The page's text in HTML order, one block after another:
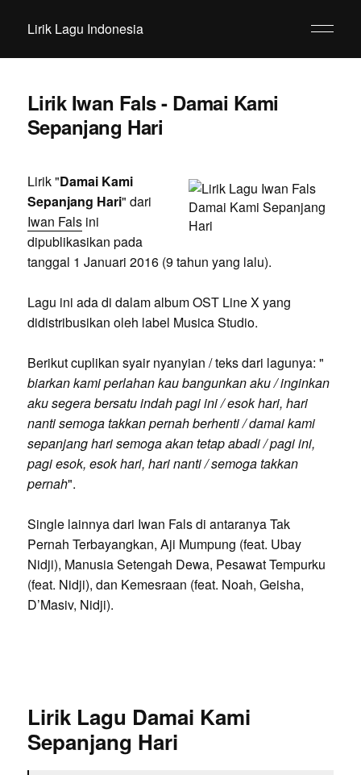
Lirik Lagu Indonesia
Lirik Iwan Fals - Damai Kami
Sepanjang Hari
Lirik "Damai Kami
Sepanjang Hari" dari
Iwan Falsini
dipublikasikan pada
tanggal 1 Januari 2016 (9 tahun yang lalu).
Lagu ini ada di dalam album OST Line X yang
didistribusikan oleh label Musica Studio.
Berikut cuplikan syair nyanyian / teks dari lagunya: "
biarkan kami perlahan kau bangunkan aku / inginkan
aku segera bersatu indah pagi ini / esok hari, hari
nanti semoga takkan pernah berhenti / damai kami
sepanjang hari semoga akan tetap abadi / pagi ini,
pagi esok, esok hari, hari nanti / semoga takkan
pernah".
Single lainnya dari Iwan Fals di antaranya Tak
Pernah Terbayangkan, Aji Mumpung (feat. Ubay
Nidji), Manusia Setengah Dewa, Pesawat Tempurku
(feat. Nidji), dan Kemesraan (feat. Noah, Geisha,
D’Masiv, Nidji).
Lirik Lagu Damai Kami
Sepanjang Hari